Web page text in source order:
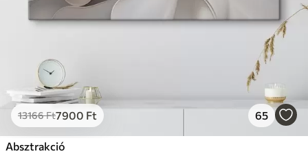
13166Ft7900 Ft 65
Absztrakció